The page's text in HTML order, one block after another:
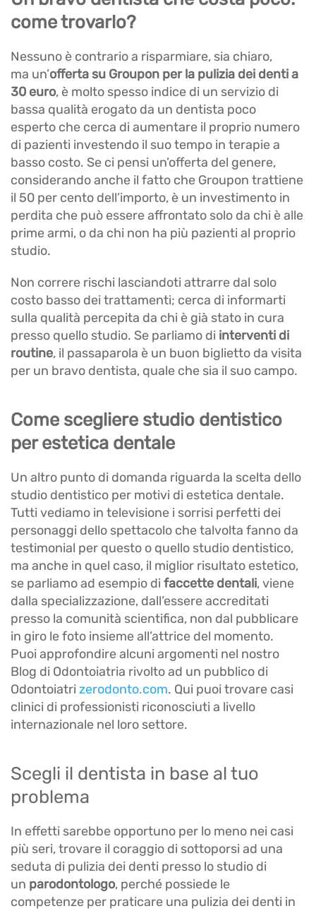
come trovarlo?
Nessuno è contrario a risparmiare, sia chiaro,
ma un’offerta su Groupon per la pulizia dei denti a
30 euro, è molto spesso indice di un servizio di
bassa qualità erogato da un dentista poco
esperto che cerca di aumentare il proprio numero
di pazienti investendo il suo tempo in terapie a
basso costo. Se ci pensi un’offerta del genere,
considerando anche il fatto che Groupon trattiene
il 50 per cento dell’importo, è un investimento in
perdita che può essere affrontato solo da chi è alle
prime armi, o da chi non ha più pazienti al proprio
studio.
Non correre rischi lasciandoti attrarre dal solo
costo basso dei trattamenti; cerca di informarti
sulla qualità percepita da chi è già stato in cura
presso quello studio. Se parliamo di interventi di
routine, il passaparola è un buon biglietto da visita
per un bravo dentista, quale che sia il suo campo.
Come scegliere studio dentistico
per estetica dentale
Un altro punto di domanda riguarda la scelta dello
studio dentistico per motivi di estetica dentale.
Tutti vediamo in televisione i sorrisi perfetti dei
personaggi dello spettacolo che talvolta fanno da
testimonial per questo o quello studio dentistico,
ma anche in quel caso, il miglior risultato estetico,
se parliamo ad esempio di faccette dentali, viene
dalla specializzazione, dall’essere accreditati
presso la comunità scientifica, non dal pubblicare
in giro le foto insieme all’attrice del momento.
Puoi approfondire alcuni argomenti nel nostro
Blog di Odontoiatria rivolto ad un pubblico di
Odontoiatri zerodonto.com. Qui puoi trovare casi
clinici di professionisti riconosciuti a livello
internazionale nel loro settore.
Scegli il dentista in base al tuo
problema
In effetti sarebbe opportuno per lo meno nei casi
più seri, trovare il coraggio di sottoporsi ad una
seduta di pulizia dei denti presso lo studio di
un parodontologo, perché possiede le
competenze per praticare una pulizia dei denti in